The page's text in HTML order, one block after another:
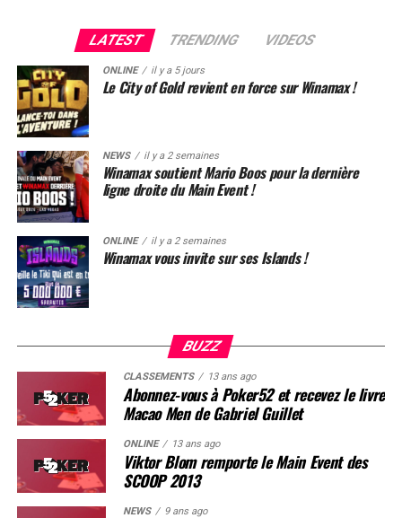
tous les joueurs ITM prendront un vol direction la
grande finale accessible sans buy-in !
Plus d’infos sur la page dédiée de Winamax !
LATEST TRENDING VIDEOS
ONLINE il y a 5 jours
Le City of Gold revient en force sur Winamax !
NEWS il y a 2 semaines
Winamax soutient Mario Boos pour la dernière
ligne droite du Main Event !
ONLINE il y a 2 semaines
Winamax vous invite sur ses Islands !
BUZZ
CLASSEMENTS 13 ans ago
Abonnez-vous à Poker52 et recevez le livre
Macao Men de Gabriel Guillet
ONLINE 13 ans ago
Viktor Blom remporte le Main Event des
SCOOP 2013
NEWS 9 ans ago